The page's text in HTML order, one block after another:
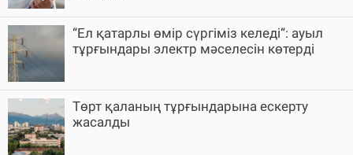
“Ел қатарлы өмір сүргіміз келеді“: ауыл
тұрғындары электр мәселесін көтерді
Төрт қаланың тұрғындарына ескерту
жасалды